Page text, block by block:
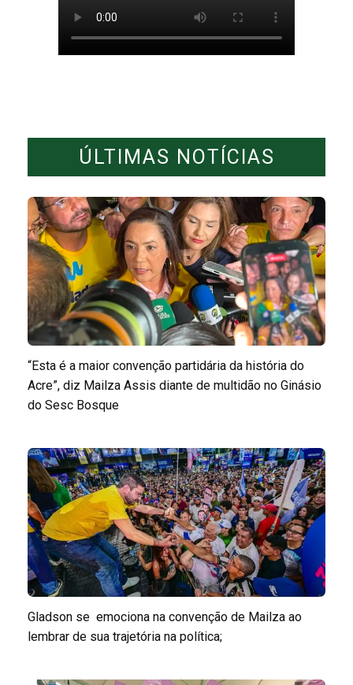
ÚLTIMAS NOTÍCIAS
“Esta é a maior convenção partidária da história do
Acre”, diz Mailza Assis diante de multidão no Ginásio
do Sesc Bosque
Gladson se emociona na convenção de Mailza ao
lembrar de sua trajetória na política;